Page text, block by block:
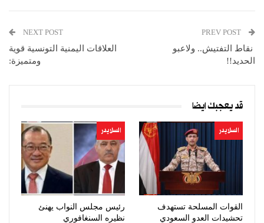
نقاط التفتيش.. ولاعبو
الحديد!!
NEXT POST
العلاقات اليمنية التونسية قوية
ومتميزة:
قد يعجبك ايضا
السلايدر
القوات المسلحة تستهدف
تحشيدات العدو السعودي
السلايدر
رئيس مجلس النواب يهنئ
نظيره السنغافوري